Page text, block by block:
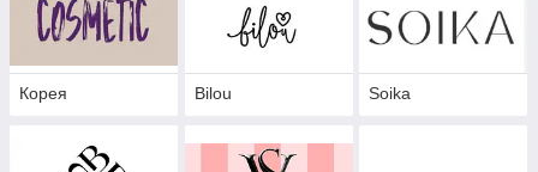
Корея Bilou Soikа